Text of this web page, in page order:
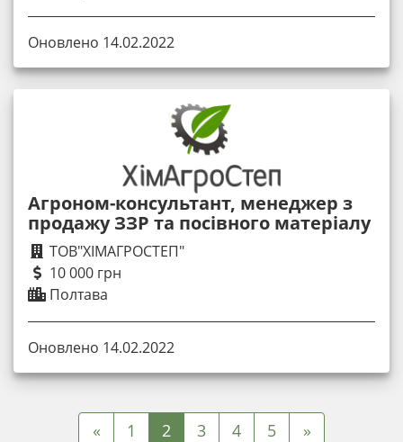
Оновлено 14.02.2022
Агроном-консультант, менеджер з
продажу ЗЗР та посівного матеріалу
ТОВ"ХІМАГРОСТЕП"
10 000 грн
Полтава
Оновлено 14.02.2022
« 1 2 3 4 5 »